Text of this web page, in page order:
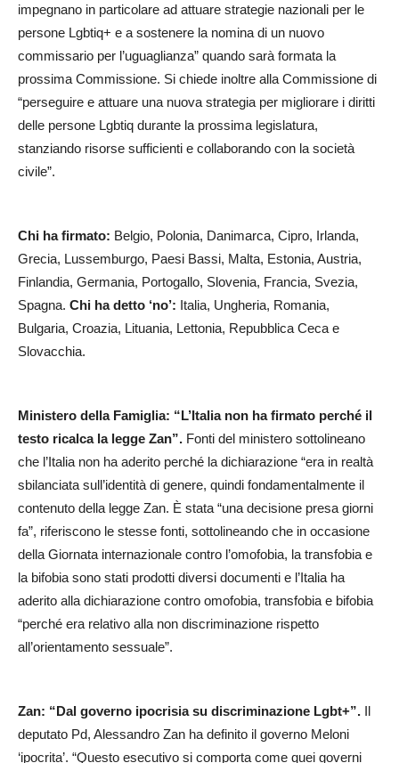
impegnano in particolare ad attuare strategie nazionali per le
persone Lgbtiq+ e a sostenere la nomina di un nuovo
commissario per l’uguaglianza” quando sarà formata la
prossima Commissione. Si chiede inoltre alla Commissione di
“perseguire e attuare una nuova strategia per migliorare i diritti
delle persone Lgbtiq durante la prossima legislatura,
stanziando risorse sufficienti e collaborando con la società
civile”.
Chi ha firmato: Belgio, Polonia, Danimarca, Cipro, Irlanda,
Grecia, Lussemburgo, Paesi Bassi, Malta, Estonia, Austria,
Finlandia, Germania, Portogallo, Slovenia, Francia, Svezia,
Spagna. Chi ha detto ‘no’: Italia, Ungheria, Romania,
Bulgaria, Croazia, Lituania, Lettonia, Repubblica Ceca e
Slovacchia.
Ministero della Famiglia: “L’Italia non ha firmato perché il
testo ricalca la legge Zan”. Fonti del ministero sottolineano
che l’Italia non ha aderito perché la dichiarazione “era in realtà
sbilanciata sull’identità di genere, quindi fondamentalmente il
contenuto della legge Zan. È stata “una decisione presa giorni
fa”, riferiscono le stesse fonti, sottolineando che in occasione
della Giornata internazionale contro l’omofobia, la transfobia e
la bifobia sono stati prodotti diversi documenti e l’Italia ha
aderito alla dichiarazione contro omofobia, transfobia e bifobia
“perché era relativo alla non discriminazione rispetto
all’orientamento sessuale”.
Zan: “Dal governo ipocrisia su discriminazione Lgbt+”. Il
deputato Pd, Alessandro Zan ha definito il governo Meloni
‘ipocrita’. “Questo esecutivo si comporta come quei governi